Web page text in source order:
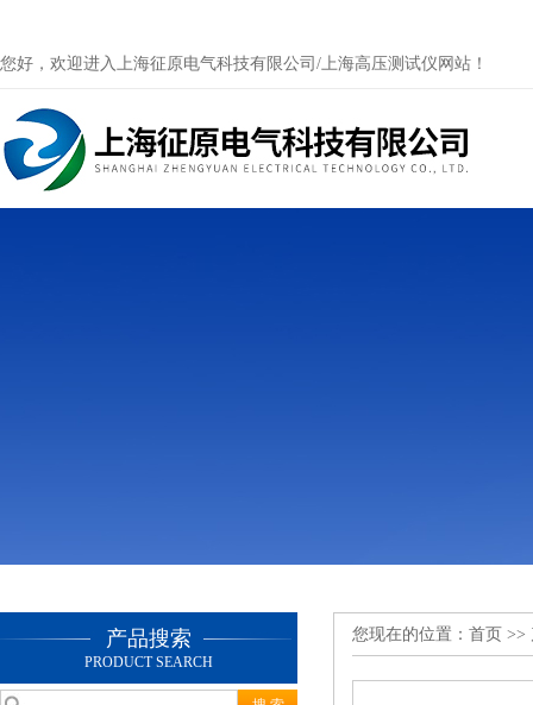
您好，欢迎进入上海征原电气科技有限公司/上海高压测试仪网站！
产品搜索
PRODUCT SEARCH
您现在的位置： 首页 >>